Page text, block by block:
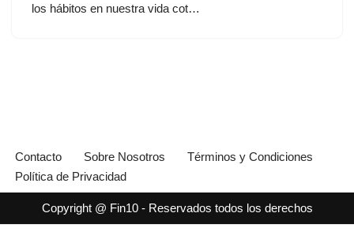
los hábitos en nuestra vida cot…
Contacto Sobre Nosotros
Términos y Condiciones
Política de Privacidad
Copyright @ Fin10 - Reservados todos los derechos